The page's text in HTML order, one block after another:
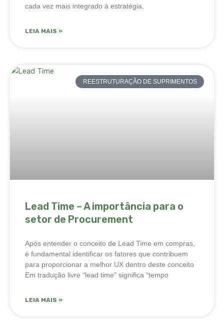
cada vez mais integrado à estratégia.
LEIA MAIS »
REESTRUTURAÇÃO DE SUPRIMENTOS
Lead Time – A importância para o
setor de Procurement
Após entender o conceito de Lead Time em compras,
é fundamental identificar os fatores que contribuem
para proporcionar a melhor UX dentro deste conceito
Em tradução livre “lead time” significa “tempo
LEIA MAIS »